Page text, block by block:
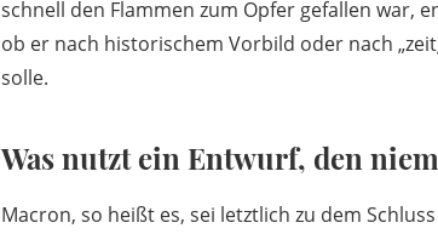
schnell den Flammen zum Opfer gefallen war,
ob er nach historischem Vorbild oder nach
solle.
Was nutzt ein Entwurf, den
Macron, so heißt es, sei letztlich zu dem